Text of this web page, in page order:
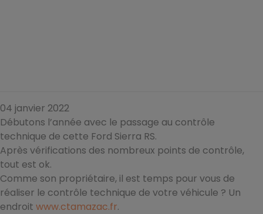
04 janvier 2022
Débutons l’année avec le passage au contrôle
technique de cette Ford Sierra RS.
Après vérifications des nombreux points de contrôle,
tout est ok.
Comme son propriétaire, il est temps pour vous de
réaliser le contrôle technique de votre véhicule ? Un
endroit www.ctamazac.fr.